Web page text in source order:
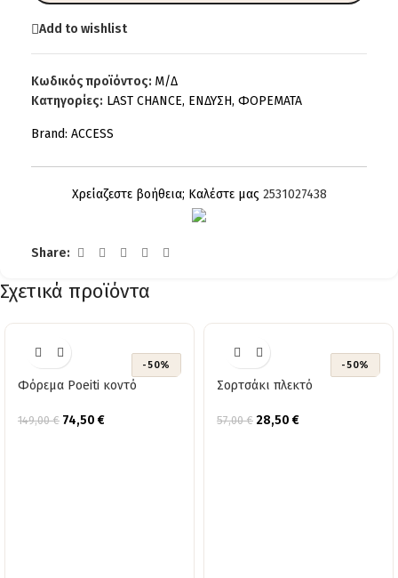
Add to wishlist
Κωδικός προϊόντος: Μ/Δ
Κατηγορίες: LAST CHANCE, ΕΝΔΥΣΗ, ΦΟΡΕΜΑΤΑ
Brand: ACCESS
Χρείαζεστε βοήθεια; Καλέστε μας 2531027438
Share:
Σχετικά προϊόντα
-50%
Φόρεμα Poeiti κοντό
149,00€ 74,50 €
-50%
Σορτσάκι πλεκτό
57,00€ 28,50 €